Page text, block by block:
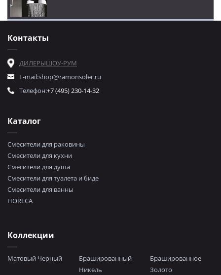
Каталог
Смесители для раковины
Смесители для кухни
Смесители для душа
Смесители для туалета и биде
Смесители для ванны
HORECA
Коллекции
Матовый Черный
Брашированный
Никель
Брашированное
Золото
Контакты
ДИЛЕРЫШОУ-РУМ
E-mail:shop@ramonsoler.ru
Телефон:+7 (495) 230-14-32